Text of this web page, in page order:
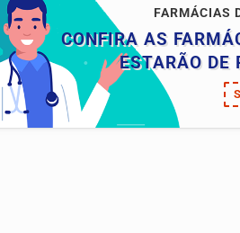
FARMÁCIAS
CONFIRA AS
ESTARÃO DE